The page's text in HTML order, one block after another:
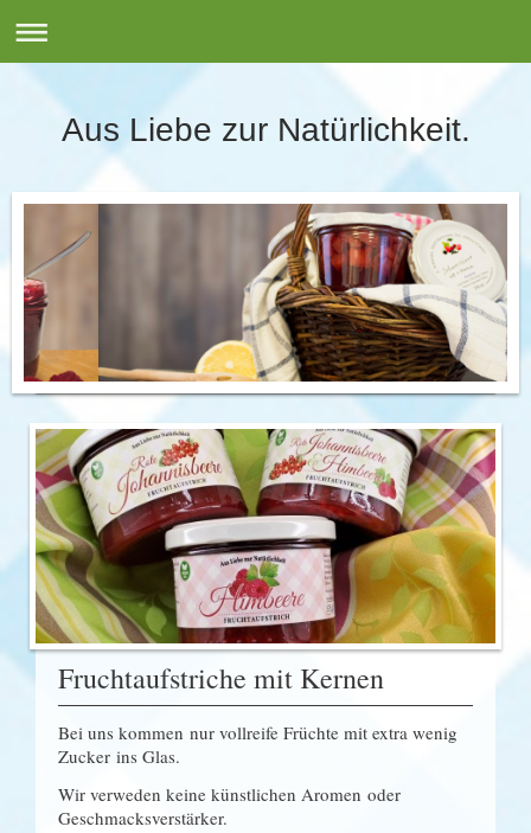
Aus Liebe zur Natürlichkeit.
Fruchtaufstriche mit Kernen
Bei uns kommen nur vollreife Früchte mit extra wenig
Zucker ins Glas.
Wir verweden keine künstlichen Aromen oder
Geschmacksverstärker.